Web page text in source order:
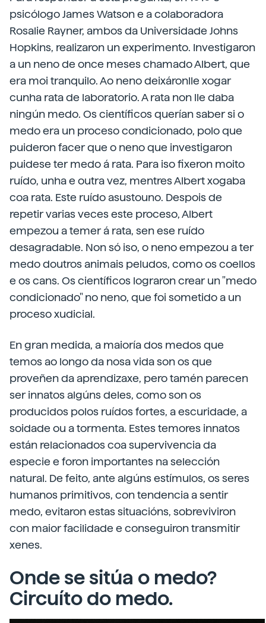
psicólogo James Watson e a colaboradora
Rosalie Rayner, ambos da Universidade Johns
Hopkins, realizaron un experimento. Investigaron
a un neno de once meses chamado Albert, que
era moi tranquilo. Ao neno deixáronlle xogar
cunha rata de laboratorio. A rata non lle daba
ningún medo. Os científicos querían saber si o
medo era un proceso condicionado, polo que
puideron facer que o neno que investigaron
puidese ter medo á rata. Para iso fixeron moito
ruído, unha e outra vez, mentres Albert xogaba
coa rata. Este ruído asustouno. Despois de
repetir varias veces este proceso, Albert
empezou a temer á rata, sen ese ruído
desagradable. Non só iso, o neno empezou a ter
medo doutros animais peludos, como os coellos
e os cans. Os científicos lograron crear un "medo
condicionado" no neno, que foi sometido a un
proceso xudicial.
En gran medida, a maioría dos medos que
temos ao longo da nosa vida son os que
proveñen da aprendizaxe, pero tamén parecen
ser innatos algúns deles, como son os
producidos polos ruídos fortes, a escuridade, a
soidade ou a tormenta. Estes temores innatos
están relacionados coa supervivencia da
especie e foron importantes na selección
natural. De feito, ante algúns estímulos, os seres
humanos primitivos, con tendencia a sentir
medo, evitaron estas situacións, sobreviviron
con maior facilidade e conseguiron transmitir
xenes.
Onde se sitúa o medo?
Circuíto do medo.